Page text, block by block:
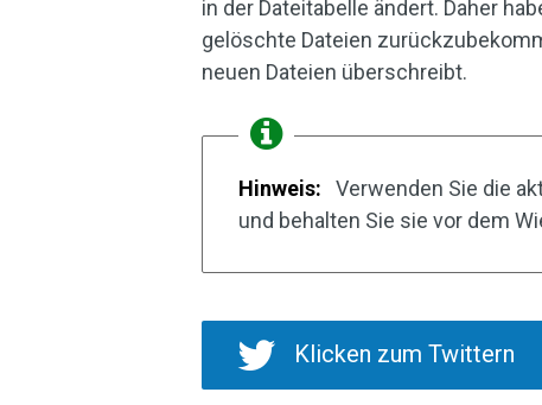
in der Dateitabelle ändert. Daher
gelöschte Dateien
neuen Dateien überschreibt.
Hinweis:
Verwenden Sie die
und behalten Sie sie vor dem
Klicken zum Twittern